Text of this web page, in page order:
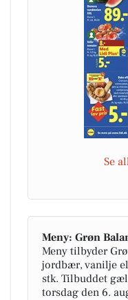
Se
Meny: Grøn
Meny tilbyder
jordbær, vanilje
stk. Tilbuddet
torsdag den 6.